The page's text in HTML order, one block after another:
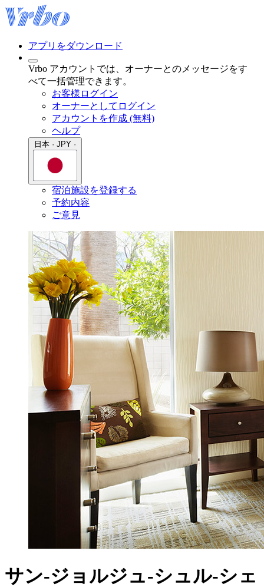
アプリをダウンロード
Vrbo アカウントでは、オーナーとのメッセージをす
べて一括管理できます。
お客様ログイン
オーナーとしてログイン
アカウントを作成 (無料)
ヘルプ
宿泊施設を登録する
予約内容
ご意見
サン-ジョルジュ-シュル-シェ